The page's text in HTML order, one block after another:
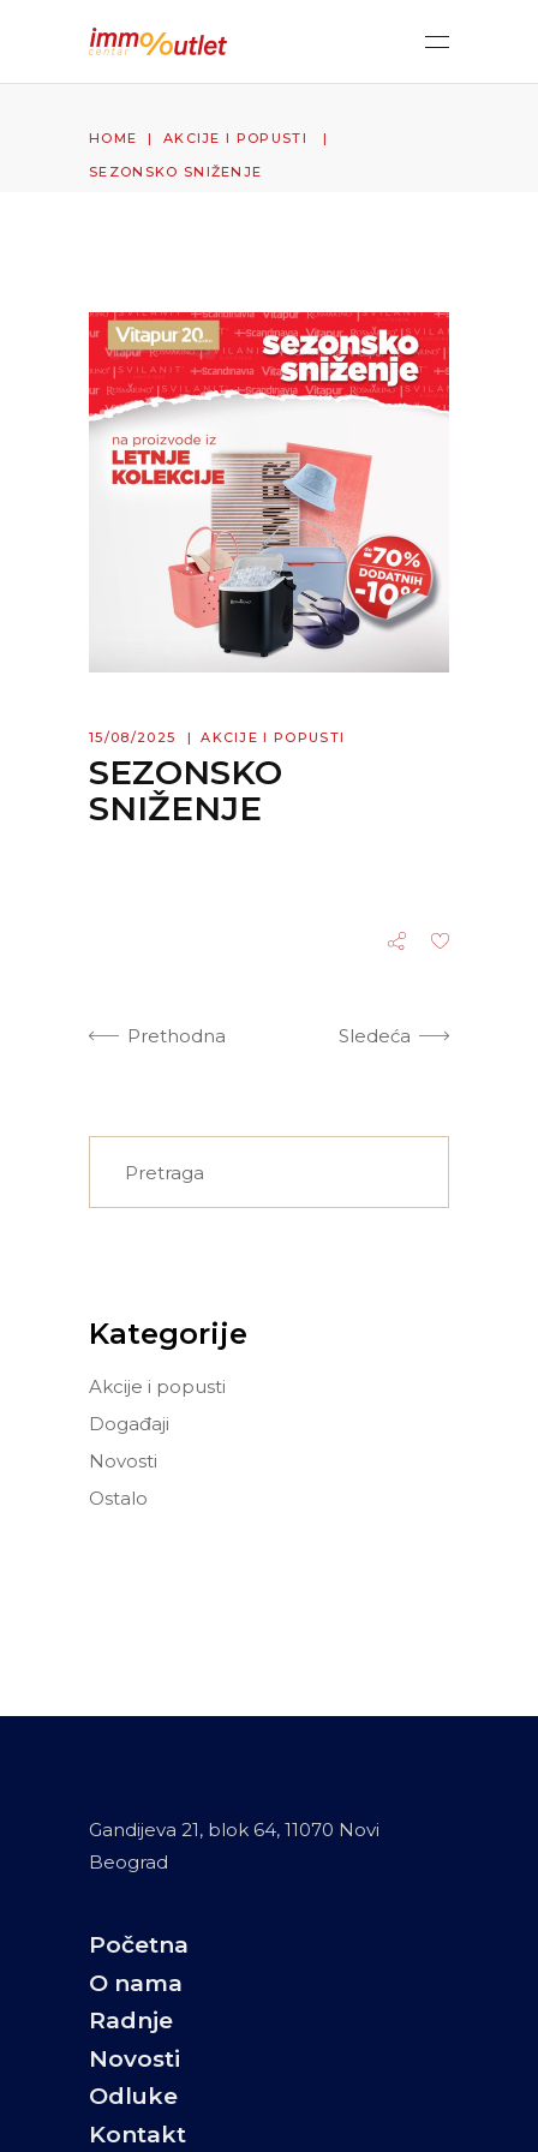
HOME | AKCIJE I POPUSTI |
SEZONSKO SNIŽENJE
15/08/2025 AKCIJE I POPUSTI
SEZONSKO
SNIŽENJE
Prethodna Sledeća
Kategorije
Akcije i popusti
Događaji
Novosti
Ostalo
Gandijeva 21, blok 64, 11070 Novi
Beograd
Početna
O nama
Radnje
Novosti
Odluke
Kontakt